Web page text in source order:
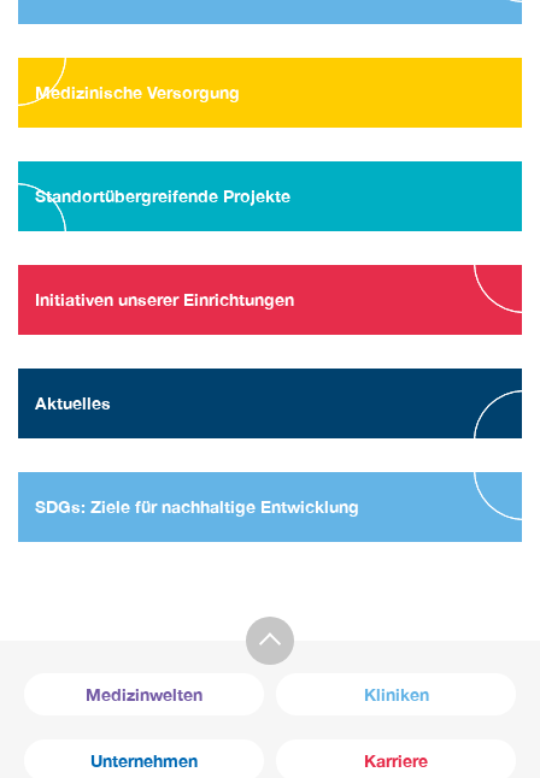
Medizinische Versorgung
Standortübergreifende Projekte
Initiativen unserer Einrichtungen
Aktuelles
SDGs: Ziele für nachhaltige Entwicklung
Medizinwelten Kliniken
Unternehmen Karriere